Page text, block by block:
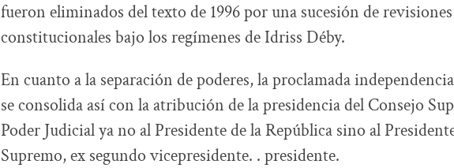
fueron eliminados del texto de 1996 por una sucesión de revisiones
constitucionales bajo los regímenes de Idriss Déby.
En cuanto a la separación de poderes, la proclamada
se consolida así con la atribución de la presidencia del Consejo
Poder Judicial ya no al Presidente de la República sino al
Supremo, ex segundo vicepresidente. . presidente.